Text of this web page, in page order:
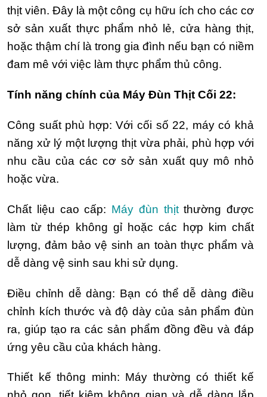
thịt viên. Đây là một công cụ hữu ích cho các cơ
sở sản xuất thực phẩm nhỏ lẻ, cửa hàng thịt,
hoặc thậm chí là trong gia đình nếu bạn có niềm
đam mê với việc làm thực phẩm thủ công.
Tính năng chính của Máy Đùn Thịt Cối 22:
Công suất phù hợp: Với cối số 22, máy có khả
năng xử lý một lượng thịt vừa phải, phù hợp với
nhu cầu của các cơ sở sản xuất quy mô nhỏ
hoặc vừa.
Chất liệu cao cấp: Máy đùn thịtthường được
làm từ thép không gỉ hoặc các hợp kim chất
lượng, đảm bảo vệ sinh an toàn thực phẩm và
dễ dàng vệ sinh sau khi sử dụng.
Điều chỉnh dễ dàng: Bạn có thể dễ dàng điều
chỉnh kích thước và độ dày của sản phẩm đùn
ra, giúp tạo ra các sản phẩm đồng đều và đáp
ứng yêu cầu của khách hàng.
Thiết kế thông minh: Máy thường có thiết kế